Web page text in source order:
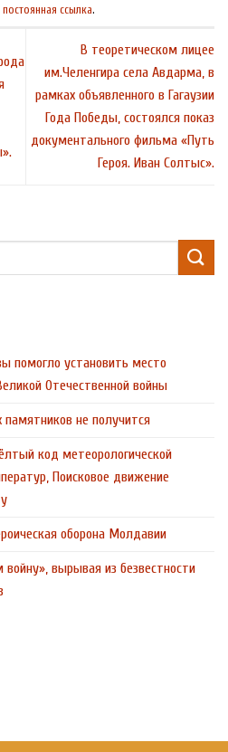
постоянная ссылка.
В теоретическом лицее
им.Челенгира села Авдарма, в
рамках объявленного в Гагаузии
Года Победы, состоялся показ
документального фильма «Путь
Героя. Иван Солтыс».
помогло установить место
Отечественной войны
памятников не получится
код метеорологической
Поисковое движение
оборона Молдавии
вырывая из безвестности